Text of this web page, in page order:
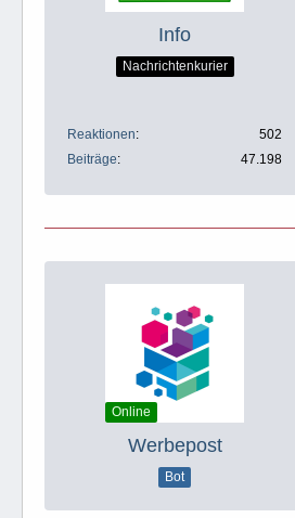
Info
Nachrichtenkurier
Reaktionen
502
Beiträge
47.198
Online
Werbepost
Bot